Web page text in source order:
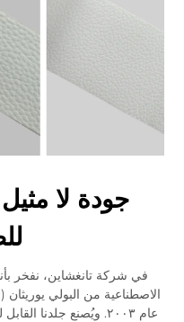
جودة لا مثيل
في شركة تانغشاين، نفخر
عام ٢٠٠٣. ويُصنع جلدنا